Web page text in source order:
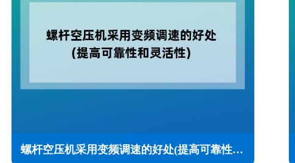
螺杆空压机采用变频调速的好处(提高可靠性和灵活性)